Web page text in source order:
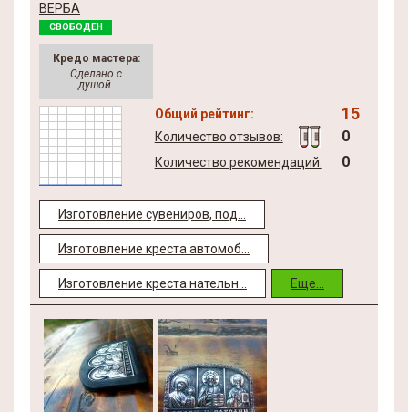
ВЕРБА
СВОБОДЕН
Кредо мастера:
Сделано с
душой.
Общий рейтинг: 15
Количество отзывов: 0
Количество рекомендаций: 0
Изготовление сувениров, под...
Изготовление креста автомоб...
Изготовление креста нательн... Еще...